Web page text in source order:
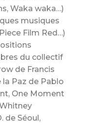
Waka waka…)
musiques
Film Red…)
du collectif
de Francis
la Paz de Pablo
One Moment
de Séoul,